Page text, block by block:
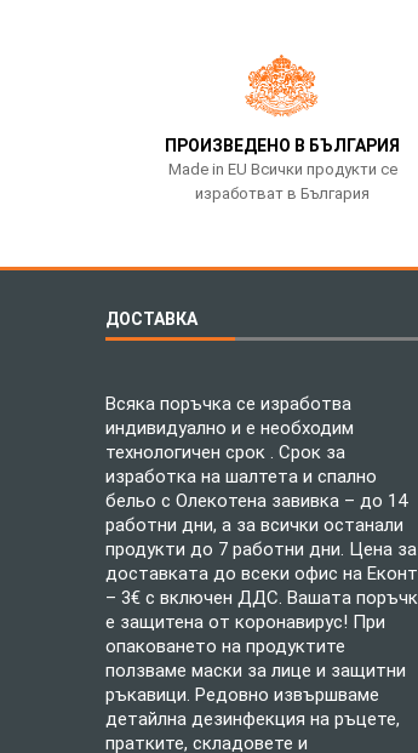
ПРОИЗВЕДЕНО В БЪЛГАРИЯ
Made in EU Всички продукти се
изработват в България
ДОСТАВКА
Всяка поръчка се изработва
индивидуално и е необходим
технологичен срок . Срок за
изработка на шалтета и спално
бельо с Олекотена завивка – до 14
работни дни, а за всички останали
продукти до 7 работни дни. Цена за
доставката до всеки офис на Еконт
– 3€ с включен ДДС. Вашата
е защитена от коронавирус! При
опаковането на продуктите
ползваме маски за лице и защитни
ръкавици. Редовно извършваме
детайлна дезинфекция на ръцете,
пратките, складовете и